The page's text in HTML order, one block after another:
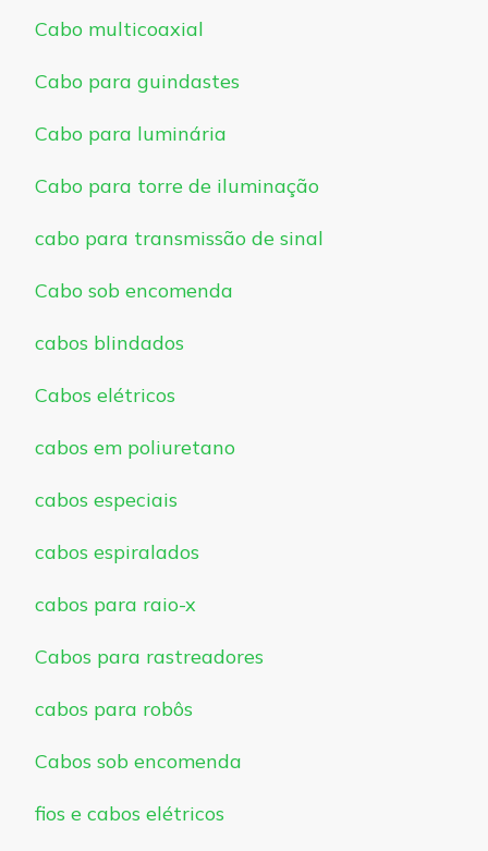
Cabo multicoaxial
Cabo para guindastes
Cabo para luminária
Cabo para torre de iluminação
cabo para transmissão de sinal
Cabo sob encomenda
cabos blindados
Cabos elétricos
cabos em poliuretano
cabos especiais
cabos espiralados
cabos para raio-x
Cabos para rastreadores
cabos para robôs
Cabos sob encomenda
fios e cabos elétricos